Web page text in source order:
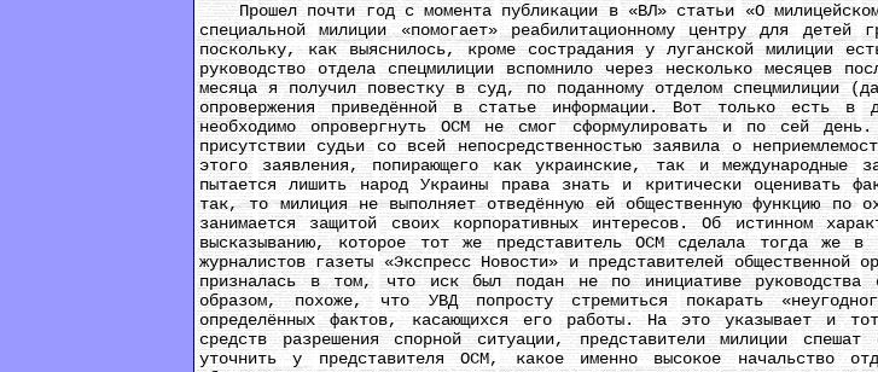
Прошел почти год с момента публикации в «ВЛ» статьи «О
специальной милиции «помогает» реабилитационному центру для
поскольку, как выяснилось, кроме сострадания у луганской милиции
руководство отдела спецмилиции вспомнило через несколько месяцев
месяца я получил повестку в суд, по поданному отделом спецмилиции
опровержения приведённой в статье информации. Вот только есть
необходимо опровергнуть ОСМ не смог сформулировать и по сей
присутствии судьи со всей непосредственностью заявила о
этого заявления, попирающего как украинские, так и международные
пытается лишить народ Украины права знать и критически оценивать
так, то милиция не выполняет отведённую ей общественную функцию по
занимается защитой своих корпоративных интересов. Об истинном
высказыванию, которое тот же представитель ОСМ сделала тогда же в
журналистов газеты «Экспресс Новости» и представителей
призналась в том, что иск был подан не по инициативе руководства
образом, похоже, что УВД попросту стремиться покарать
определённых фактов, касающихся его работы. На это указывает и
средств разрешения спорной ситуации, представители милиции
уточнить у представителя ОСМ, какое именно высокое начальство